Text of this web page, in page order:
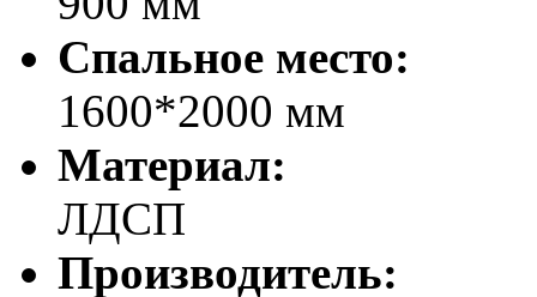
Спальное место:
1600*2000 мм
Материал:
ЛДСП
Производитель: